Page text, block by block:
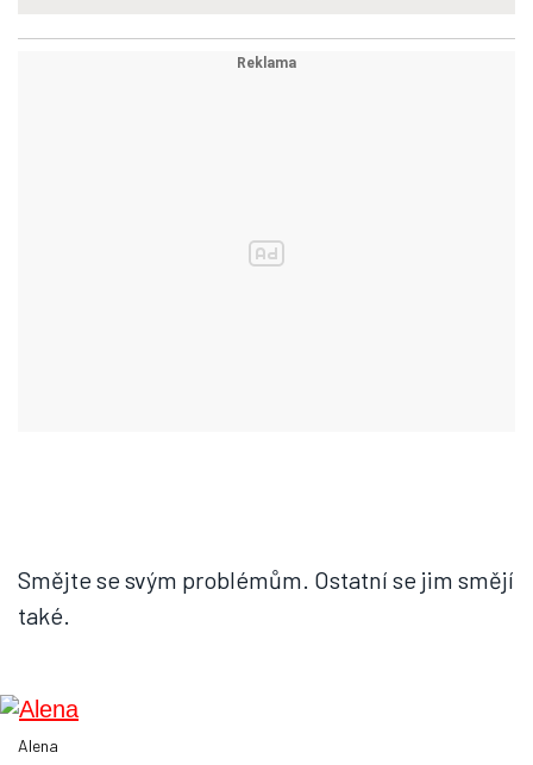
Smějte se svým problémům. Ostatní se jim smějí
také.
Alena